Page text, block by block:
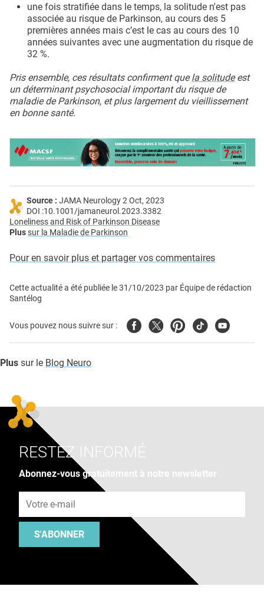
une fois stratifiée dans le temps, la solitude n'est pas
associée au risque de Parkinson, au cours des 5
premières années mais c’est le cas au cours des 10
années suivantes avec une augmentation du risque de
32 %.
Pris ensemble, ces résultats confirment quela solitudeest
un déterminant psychosocial important du risque de
maladie de Parkinson, et plus largement du vieillissement
en bonne santé.
Source : JAMA Neurology 2 Oct, 2023
DOI :10.1001/jamaneurol.2023.3382
Loneliness and Risk of Parkinson Disease
Plussur la Maladie de Parkinson
Pour en savoir plus et partager vos commentaires
Cette actualité a été publiée le31/10/2023 par Équipe de rédaction
Santélog
Vous pouvez nous suivre sur : FacebookTwitterPinterest
TiktokYoutube
Plus sur le Blog Neuro
RESTEZ INFORMÉ
Abonnez-vous gratuitement à notre newsletter
S'ABONNER